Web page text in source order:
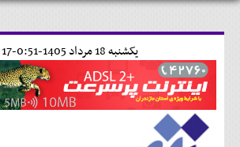
17 فردينه ماه 1538 تبری يکشنبه 18 مرداد 1405-0:51-